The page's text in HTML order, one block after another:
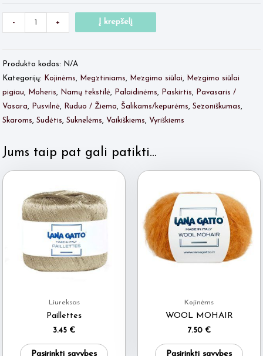
Quantity
-
produkto
MOHAIR
Quantity
+ Į krepšelį
Produkto kodas:
N/A
Kategorijų:
Kojinėms, Megztiniams, Mezgimo siūlai,
Mezgimo siūlai
pigiau, Moheris, Namų tekstilė, Palaidinėms, Paskirtis,
Pavasaris /
Vasara, Pusvilnė, Ruduo / Žiema, Šalikams/kepurėms, Sezoniškumas,
Skaroms, Sudėtis, Suknelėms, Vaikiškiems, Vyriškiems
Jums taip pat gali patikti…
Liureksas
Paillettes
3.45 €
Pasirinkti savybes
Kojinėms
WOOL MOHAIR
7.50 €
Pasirinkti savybes